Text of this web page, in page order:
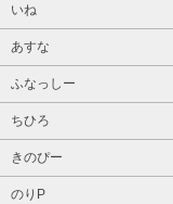
いね
あすな
ふなっしー
ちひろ
きのぴー
のりP